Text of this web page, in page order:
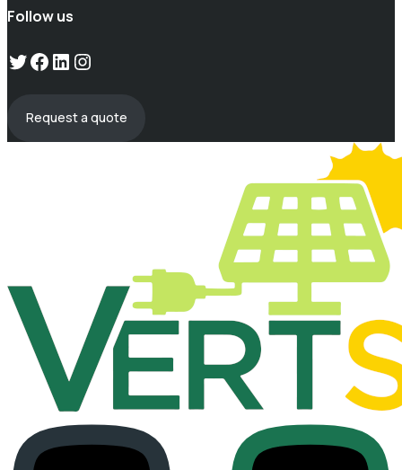
Follow us
Twitter
Facebook
LinkedIn
Instagram
Request a quote